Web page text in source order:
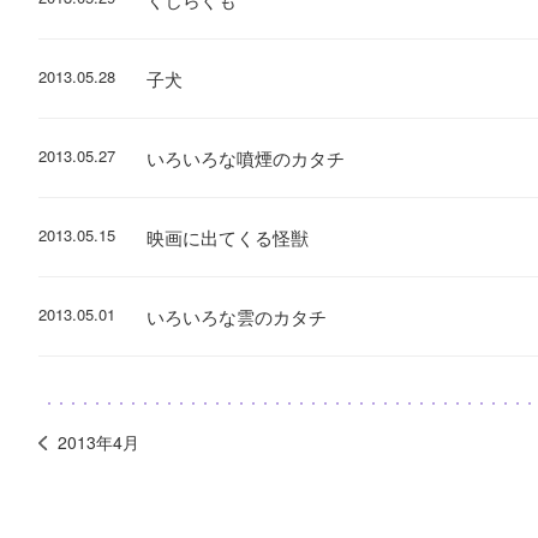
2013.05.28 子犬
2013.05.27 いろいろな噴煙のカタチ
2013.05.15 映画に出てくる怪獣
2013.05.01 いろいろな雲のカタチ
2013年4月